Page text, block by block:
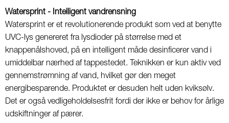
Watersprint - Intelligent vandrensning
Watersprint er et revolutionerende produkt som ved at benytte
UVC-lys genereret fra lysdioder på størrelse med et
knappenålshoved, på en intelligent måde desinficerer vand i
umiddelbar nærhed af tappestedet. Teknikken er kun aktiv ved
gennemstrømning af vand, hvilket gør den meget
energibesparende. Produktet er desuden helt uden kviksølv.
Det er også vedligeholdelsesfrit fordi der ikke er behov for årlige
udskiftninger af pærer.